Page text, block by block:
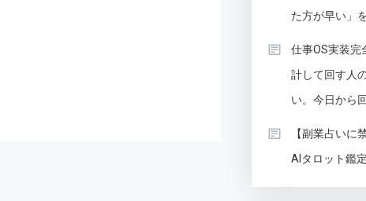
た方が早い」
仕事OS実装
計して回す人
い。今日から
【副業占いに
AIタロット鑑